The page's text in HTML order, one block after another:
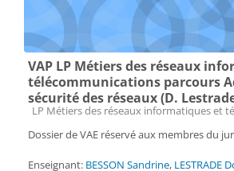
VAP LP Métiers des réseaux
télécommunications parcours
sécurité des réseaux (D.
Catégorie de cours
LP Métiers des réseaux informatiques et
Dossier de VAE réservé aux membres du
Enseignant: BESSON Sandrine, LESTRADE